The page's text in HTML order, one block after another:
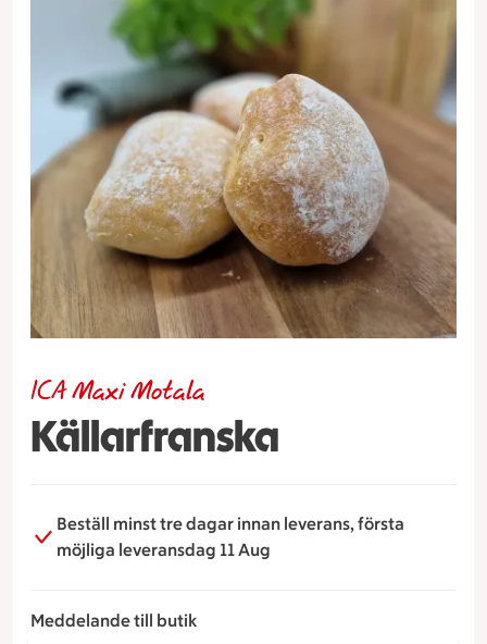
Källarfranska
ICA Maxi Motala
Beställ minst tre dagar innan leverans, första
möjliga leveransdag 11 Aug
Meddelande till butik